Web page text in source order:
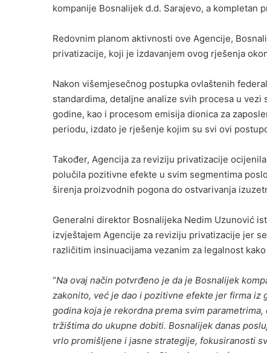
kompanije Bosnalijek d.d. Sarajevo, a kompletan
Redovnim planom aktivnosti ove Agencije,
privatizacije, koji je izdavanjem ovog rješenja
Nakon višemjesečnog postupka ovlaštenih
standardima, detaljne analize svih procesa u
godine, kao i procesom emisija dionica za
periodu, izdato je rješenje kojim su svi ovi
Također, Agencija za reviziju privatizacije
polučila pozitivne efekte u svim segmentima
širenja proizvodnih pogona do ostvarivanja
Generalni direktor Bosnalijeka Nedim Uzunović
izvještajem Agencije za reviziju privatizacije jer
različitim insinuacijama vezanim za legalnost
“Na ovaj način potvrđeno je da je Bosnalijek
zakonito, već je dao i pozitivne efekte jer firma
godina koja je rekordna prema svim
tržištima do ukupne dobiti. Bosnalijek danas
vrlo promišljene i jasne strategije, fokusiranosti